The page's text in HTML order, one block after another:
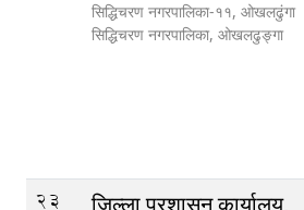
सिद्धिचरण नगरपालिका-११, ओखलढुंगा
सिद्धिचरण नगरपालिका, ओखलढुङ्गा
23
जिल्ला प्रशासन कार्यालय,